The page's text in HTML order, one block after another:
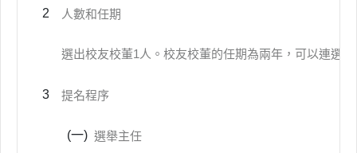
2
人數和任期
選出校友校董1人。校友校董的任期為兩年，可以連選
3 提名程序
(一) 選舉主任